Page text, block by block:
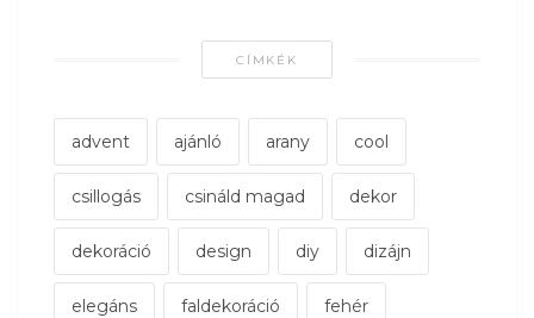
CÍMKÉK
advent ajánló arany cool
csillogás csináld magad dekor
dekoráció design diy dizájn
elegáns faldekoráció fehér